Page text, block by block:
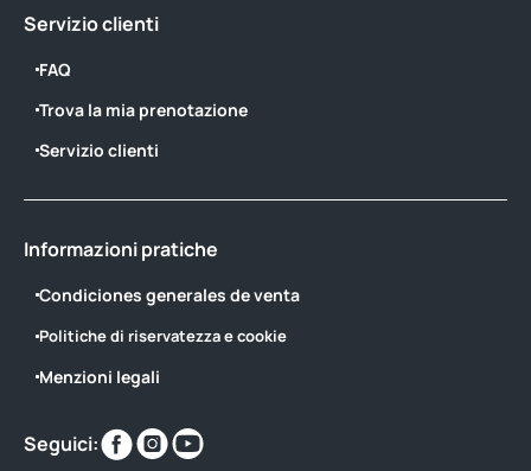
Servizio clienti
FAQ
Trova la mia prenotazione
Servizio clienti
Informazioni pratiche
Condiciones generales de venta
Politiche di riservatezza e cookie
Menzioni legali
Seguici:
Trovaci
su
Trovaci
su